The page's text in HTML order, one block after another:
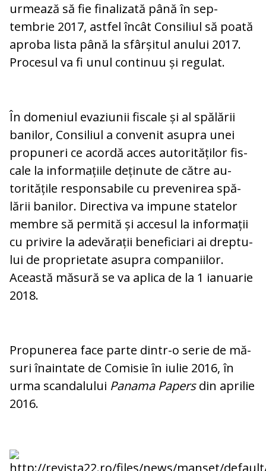
urmează să fie finalizată până în sep­
tembrie 2017, astfel încât Consiliul să poa­tă
aproba lista până la sfârșitul anului 2017.
Procesul va fi unul continuu și re­gulat.
În domeniul evaziunii fiscale și al spălării
banilor, Consiliul a convenit asupra unei
propuneri ce acordă acces autorităților fis­
cale la informațiile deținute de către au­
toritățile responsabile cu prevenirea spă­
lării banilor. Directiva va impune statelor
membre să permită și accesul la informații
cu privire la adevărații beneficiari ai drep­tu­
lui de proprietate asupra companiilor.
Această măsură se va aplica de la 1 ia­nua­rie
2018.
Propunerea face parte dintr-o serie de mă­
suri înaintate de Comisie în iulie 2016, în
urma scandalului Panama Papersdin apri­lie
2016.